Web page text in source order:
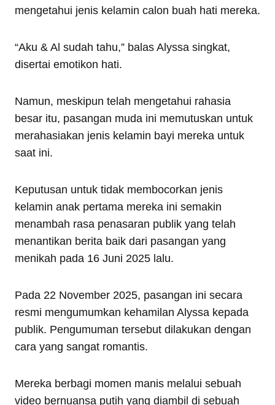
mengetahui jenis kelamin calon buah hati mereka.
“Aku & Al sudah tahu,” balas Alyssa singkat,
disertai emotikon hati.
Namun, meskipun telah mengetahui rahasia
besar itu, pasangan muda ini memutuskan untuk
merahasiakan jenis kelamin bayi mereka untuk
saat ini.
Keputusan untuk tidak membocorkan jenis
kelamin anak pertama mereka ini semakin
menambah rasa penasaran publik yang telah
menantikan berita baik dari pasangan yang
menikah pada 16 Juni 2025 lalu.
Pada 22 November 2025, pasangan ini secara
resmi mengumumkan kehamilan Alyssa kepada
publik. Pengumuman tersebut dilakukan dengan
cara yang sangat romantis.
Mereka berbagi momen manis melalui sebuah
video bernuansa putih yang diambil di sebuah